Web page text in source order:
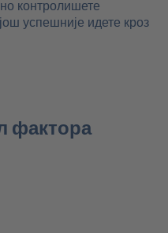
контролишете
успешније идете кроз
фактора